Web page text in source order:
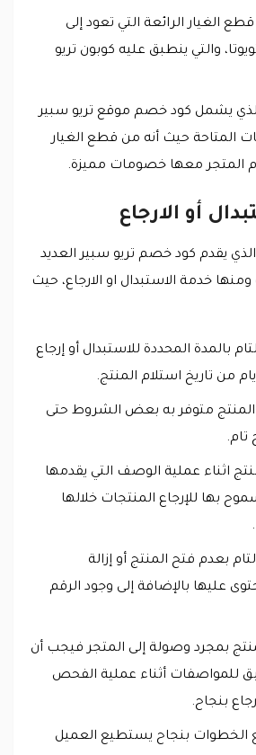
الغيار الرائعة التي تعود إلى
والتي ينطبق عليه كوبون تريو
الذي يشمل كود خصم موقع تريو سبير
المتاحة حيث أنه من قطع الغيار
المتجر معها خصومات مميزة.
أو الارجاع
يقدم كود خصم تريو سبير العديد
خدمة الاستبدال او الارجاع، حيث
بالمدة المحددة للاستبدال أو إرجاع
متوفر به بعض الشروط حتى
تام.
اثناء عملية الوصف التي يقدمها
بها للإرجاع المنتجات خلالها
بعدم فتح المنتج أو إزالة
عليها بالإضافة إلى وجود الرقم
بمجرد وصولة إلى المتجر فيجب أن
للمواصفات أثناء عملية الفحص
بنجاح.
الخطوات بنجاح يستطيع العميل